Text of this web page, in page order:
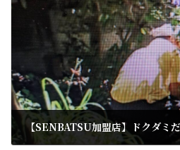
【SENBATSU加盟店】ドクダミ